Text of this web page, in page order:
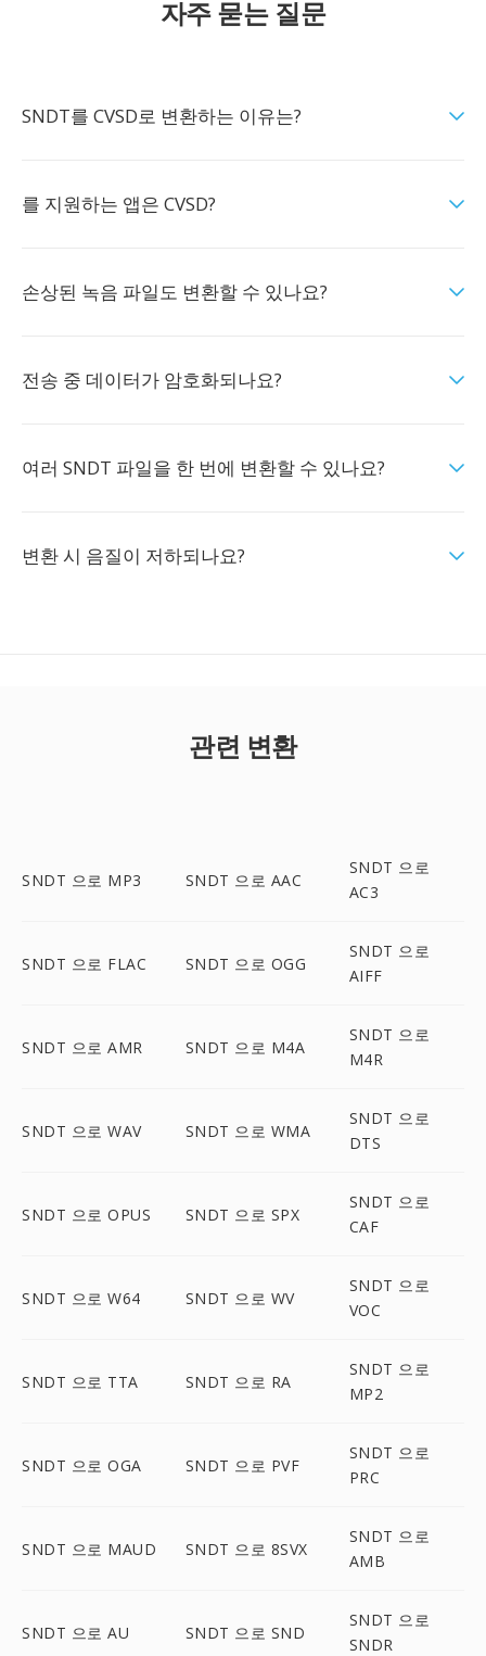
자주 묻는 질문
SNDT를 CVSD로 변환하는 이유는?
를 지원하는 앱은 CVSD?
손상된 녹음 파일도 변환할 수 있나요?
전송 중 데이터가 암호화되나요?
여러 SNDT 파일을 한 번에 변환할 수 있나요?
변환 시 음질이 저하되나요?
관련 변환
SNDT 으로 MP3 SNDT 으로 AAC
SNDT 으로
AC3
SNDT 으로 FLAC SNDT 으로 OGG
SNDT 으로
AIFF
SNDT 으로 AMR SNDT 으로 M4A
SNDT 으로
M4R
SNDT 으로 WAV SNDT 으로 WMA
SNDT 으로
DTS
SNDT 으로 OPUS SNDT 으로 SPX
SNDT 으로
CAF
SNDT 으로 W64 SNDT 으로 WV
SNDT 으로
VOC
SNDT 으로 TTA SNDT 으로 RA
SNDT 으로
MP2
SNDT 으로 OGA SNDT 으로 PVF
SNDT 으로
PRC
SNDT 으로 MAUD SNDT 으로 8SVX
SNDT 으로
AMB
SNDT 으로 AU SNDT 으로 SND
SNDT 으로
SNDR